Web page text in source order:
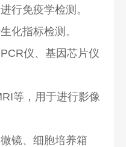
行免疫学检测。
化指标检测。
PCR仪、基因芯片仪
等，用于进行影像
微镜、细胞培养箱